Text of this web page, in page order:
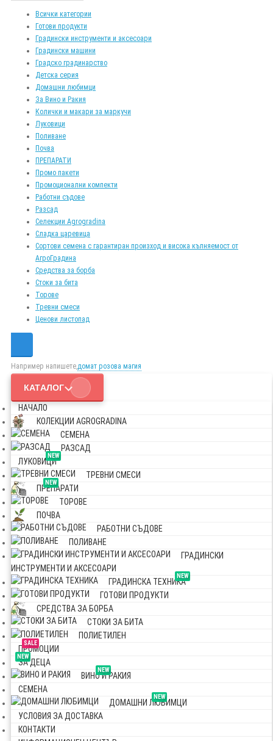
Всички категории
Готови продукти
Градински инструменти и аксесоари
Градински машини
Градско градинарство
Детска серия
Домашни любимци
За Вино и Ракия
Колички и макари за маркучи
Луковици
Поливане
Почва
ПРЕПАРАТИ
Промо пакети
Промоционални компекти
Работни съдове
Разсад
Селекции Agrogradina
Сладка царевица
Сортови семена с гарантиран произход и висока кълняемост от
АгроГрадина
Средства за борба
Стоки за бита
Торове
Тревни смеси
Ценови листопад
Например напишете,домат розова магия
КАТАЛОГ
НАЧАЛО
КОЛЕКЦИИ AGROGRADINA
СЕМЕНА
РАЗСАД
NEW
ЛУКОВИЦИ
ТРЕВНИ СМЕСИ
NEW
ПРЕПАРАТИ
ТОРОВЕ
ПОЧВА
РАБОТНИ СЪДОВЕ
ПОЛИВАНЕ
ГРАДИНСКИ
ИНСТРУМЕНТИ И АКСЕСОАРИ
NEW
ГРАДИНСКА ТЕХНИКА
ГОТОВИ ПРОДУКТИ
СРЕДСТВА ЗА БОРБА
СТОКИ ЗА БИТА
ПОЛИЕТИЛЕН
SALE
ПРОМОЦИИ
NEW
ЗА ДЕЦА
NEW
ВИНО И РАКИЯ
СЕМЕНА
NEW
ДОМАШНИ ЛЮБИМЦИ
УСЛОВИЯ ЗА ДОСТАВКА
КОНТАКТИ